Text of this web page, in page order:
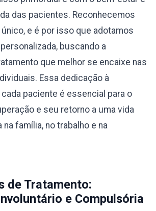
das pacientes. Reconhecemos
e é por isso que adotamos
buscando a
que melhor se encaixe nas
Essa dedicação à
paciente é essencial para o
e seu retorno a uma vida
família, no trabalho e na
de Tratamento:
e Compulsória